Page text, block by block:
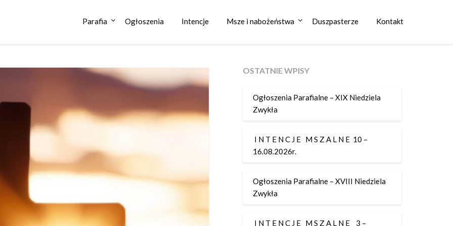
Parafia Ogłoszenia Intencje Msze i nabożeństwa Duszpasterze Kontakt
OSTATNIE WPISY
Ogłoszenia Parafialne – XIX Niedziela
Zwykła
I N T E N C J E M S Z A L N E 10 –
16.08.2026r.
Ogłoszenia Parafialne – XVIII Niedziela
Zwykła
I N T E N C J E M S Z A L N E 3 –